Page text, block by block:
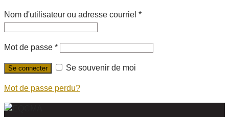
Nom d'utilisateur ou adresse courriel *
Mot de passe *
Se souvenir de moi
Mot de passe perdu?